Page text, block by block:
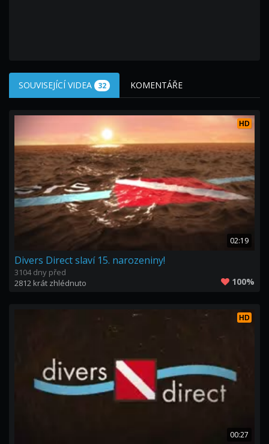
SOUVISEJÍCÍ VIDEA 32 KOMENTÁŘE
HD
02:19
Divers Direct slaví 15. narozeniny!
3104 dny před
2812 krát zhlédnuto
100%
HD
00:27